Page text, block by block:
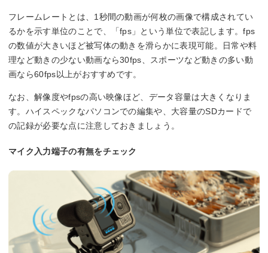
フレームレートとは、1秒間の動画が何枚の画像で構成されてい
るかを示す単位のことで、「fps」という単位で表記します。fps
の数値が大きいほど被写体の動きを滑らかに表現可能。日常や料
理など動きの少ない動画なら30fps、スポーツなど動きの多い動
画なら60fps以上がおすすめです。
なお、解像度やfpsの高い映像ほど、データ容量は大きくなりま
す。ハイスペックなパソコンでの編集や、大容量のSDカードで
の記録が必要な点に注意しておきましょう。
マイク入力端子の有無をチェック